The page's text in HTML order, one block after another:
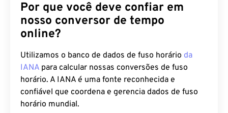
Por que você deve confiar em
nosso conversor de tempo
online?
Utilizamos o banco de dados de fuso horário da
IANA para calcular nossas conversões de fuso
horário. A IANA é uma fonte reconhecida e
confiável que coordena e gerencia dados de fuso
horário mundial.